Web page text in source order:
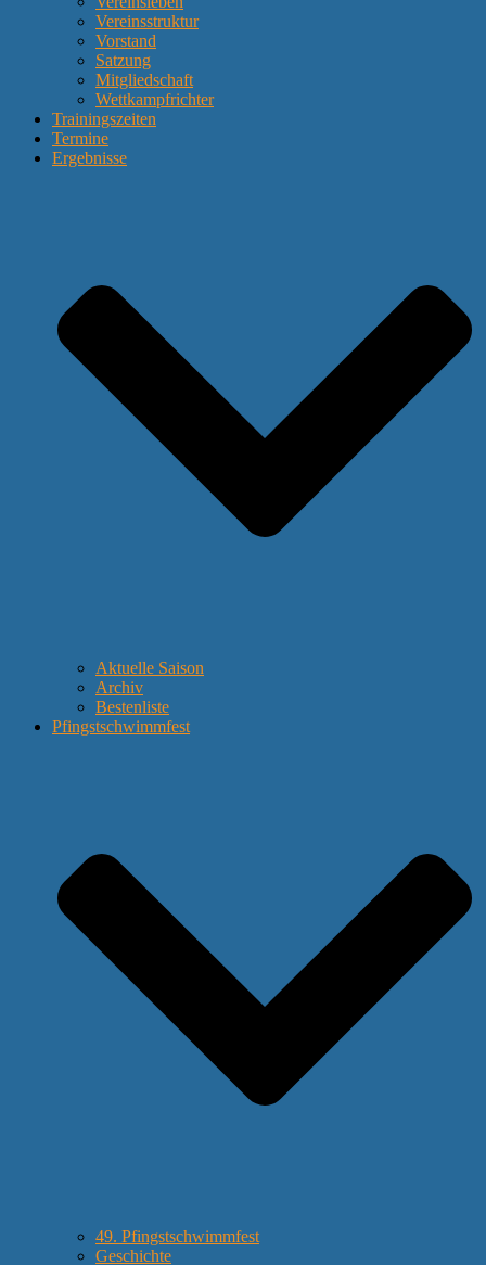
Vereinsstruktur
Vorstand
Satzung
Mitgliedschaft
Wettkampfrichter
Trainingszeiten
Termine
Ergebnisse
Aktuelle Saison
Archiv
Bestenliste
Pfingstschwimmfest
49. Pfingstschwimmfest
Geschichte